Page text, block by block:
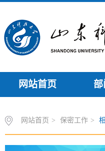
网站首页
网站首页 > 保密工作 >